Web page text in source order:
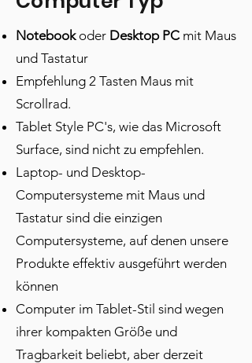
Notebook oder Desktop PCmit Maus
und Tastatur
Empfehlung 2 Tasten Maus mit
Scrollrad.
Tablet Style PC's, wie das Microsoft
Surface, sind nicht zu empfehlen.
Laptop- und Desktop-
Computersysteme mit Maus und
Tastatur sind die einzigen
Computersysteme, auf denen unsere
Produkte effektiv ausgeführt werden
können
Computer im Tablet-Stil sind wegen
ihrer kompakten Größe und
Tragbarkeit beliebt, aber derzeit